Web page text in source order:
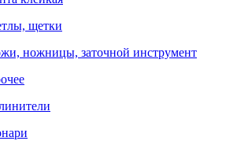
щетки
ножницы, заточной инструмент